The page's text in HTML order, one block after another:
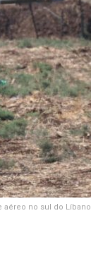
aéreo no sul do Líbano